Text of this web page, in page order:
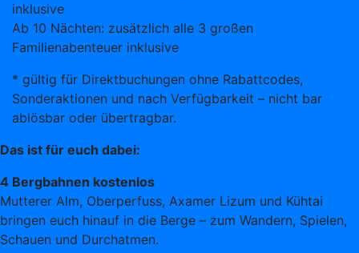
inklusive
Ab 10 Nächten: zusätzlich alle 3 großen
Familienabenteuer inklusive
* gültig für Direktbuchungen ohne Rabattcodes,
Sonderaktionen und nach Verfügbarkeit – nicht bar
ablösbar oder übertragbar.
Das ist für euch dabei:
4 Bergbahnen kostenlos
Mutterer Alm, Oberperfuss, Axamer Lizum und Kühtai
bringen euch hinauf in die Berge – zum Wandern, Spielen,
Schauen und Durchatmen.